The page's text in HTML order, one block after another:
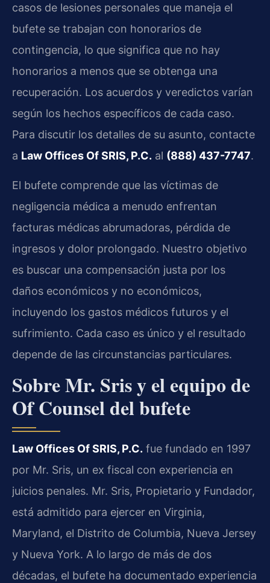
casos de lesiones personales que maneja el
bufete se trabajan con honorarios de
contingencia, lo que significa que no hay
honorarios a menos que se obtenga una
recuperación. Los acuerdos y veredictos varían
según los hechos específicos de cada caso.
Para discutir los detalles de su asunto, contacte
a Law Offices Of SRIS, P.C. al (888) 437-7747.
El bufete comprende que las víctimas de
negligencia médica a menudo enfrentan
facturas médicas abrumadoras, pérdida de
ingresos y dolor prolongado. Nuestro objetivo
es buscar una compensación justa por los
daños económicos y no económicos,
incluyendo los gastos médicos futuros y el
sufrimiento. Cada caso es único y el resultado
depende de las circunstancias particulares.
Sobre Mr. Sris y el equipo de
Of Counsel del bufete
Law Offices Of SRIS, P.C. fue fundado en 1997
por Mr. Sris, un ex fiscal con experiencia en
juicios penales. Mr. Sris, Propietario y Fundador,
está admitido para ejercer en Virginia,
Maryland, el Distrito de Columbia, Nueva Jersey
y Nueva York. A lo largo de más de dos
décadas, el bufete ha documentado experiencia